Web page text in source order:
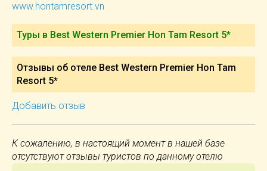
www.hontamresort.vn
Туры в Best Western Premier Hon Tam Resort 5*
Отзывы об отеле Best Western Premier Hon Tam
Resort 5*
Добавить отзыв
К сожалению, в настоящий момент в нашей базе
отсутствуют отзывы туристов по данному отелю